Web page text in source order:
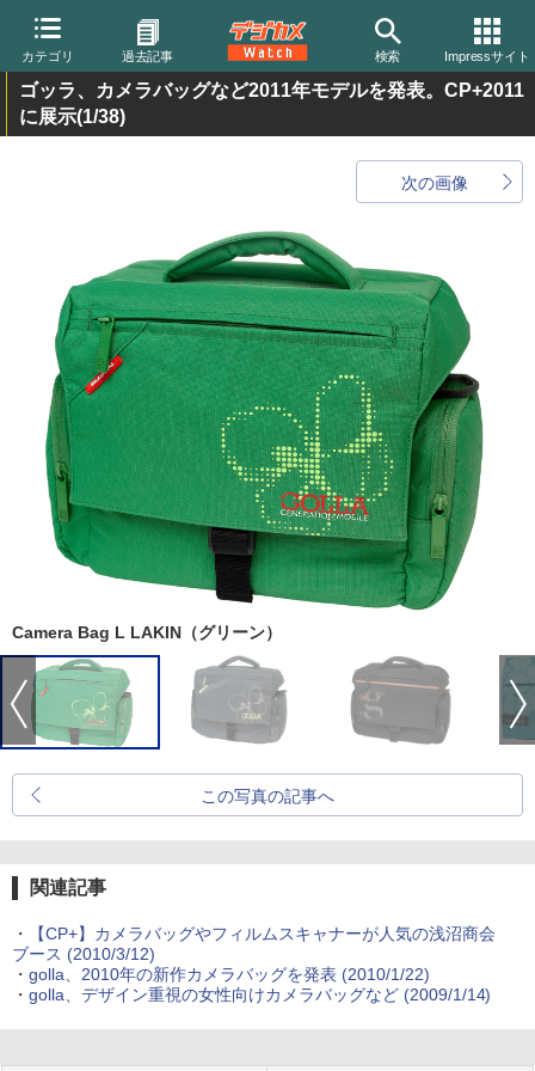
カテゴリ 過去記事 検索 Impressサイト
ゴッラ、カメラバッグなど2011年モデルを発表。CP+2011
に展示(1/38)
次の画像
Camera Bag L LAKIN（グリーン）
この写真の記事へ
関連記事
・
【CP+】カメラバッグやフィルムスキャナーが人気の浅沼商会
ブース (2010/3/12)
・ golla、2010年の新作カメラバッグを発表 (2010/1/22)
・ golla、デザイン重視の女性向けカメラバッグなど (2009/1/14)